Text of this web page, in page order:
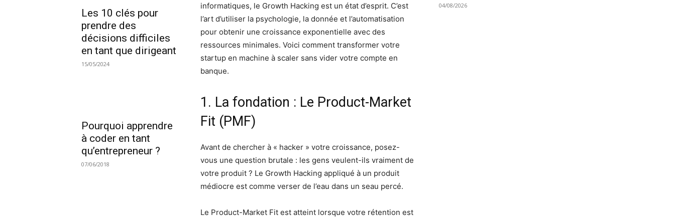
Les 10 clés pour
prendre des
décisions difficiles
en tant que dirigeant
15/05/2024
Pourquoi apprendre
à coder en tant
qu’entrepreneur ?
07/06/2018
informatiques, le Growth Hacking est un état d’esprit. C’est
l’art d’utiliser la psychologie, la donnée et l’automatisation
pour obtenir une croissance exponentielle avec des
ressources minimales. Voici comment transformer votre
startup en machine à scaler sans vider votre compte en
banque.
1. La fondation : Le Product-Market
Fit (PMF)
Avant de chercher à « hacker » votre croissance, posez-
vous une question brutale : les gens veulent-ils vraiment de
votre produit ? Le Growth Hacking appliqué à un produit
médiocre est comme verser de l’eau dans un seau percé.
Le Product-Market Fit est atteint lorsque votre rétention est
04/08/2026